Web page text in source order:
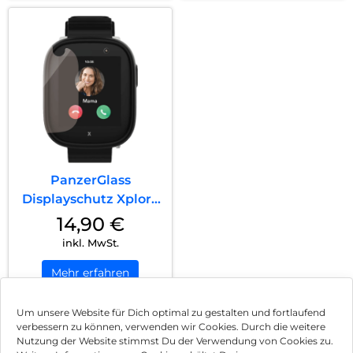
Um unsere Website für Dich optimal zu gestalten und fortlaufend
verbessern zu können, verwenden wir Cookies. Durch die weitere
Nutzung der Website stimmst Du der Verwendung von Cookies zu.
PanzerGlass
Displayschutz Xplora
X6 Play Transpare...
14,90 €
inkl. MwSt.
Mehr erfahren